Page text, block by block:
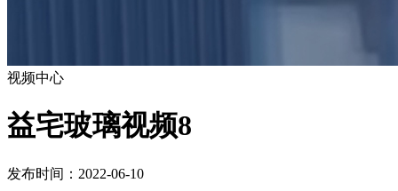
视频中心
益宅玻璃视频8
发布时间：2022-06-10